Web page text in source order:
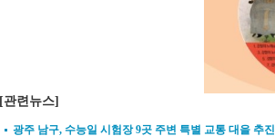
[관련뉴스]
광주 남구, 수능일 시험장 9곳 주변 특별 교통 대을 추진